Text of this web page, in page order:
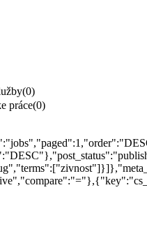
(0)
práce(0)